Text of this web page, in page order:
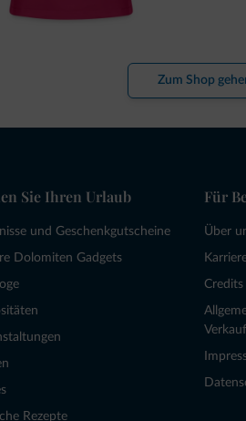
Zum Shop
Sie Ihren Urlaub
und Geschenkgutscheine
Dolomiten Gadgets
Rezepte
Für
Über